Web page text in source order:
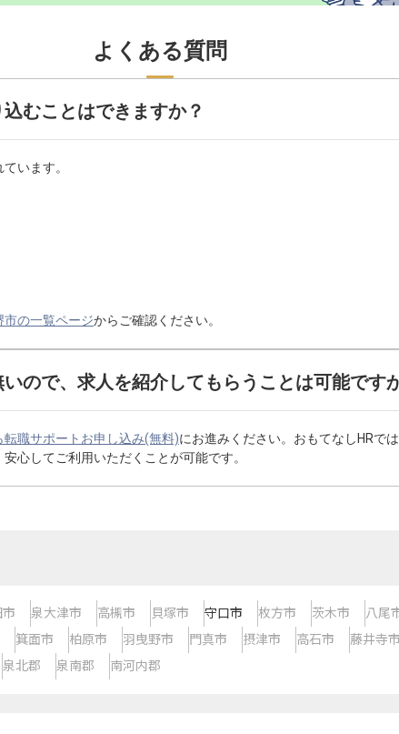
よくある質問
むことはできますか？
います。
市の一覧ページからご確認ください。
ので、求人を紹介してもらうことは可能です
転職サポートお申し込み(無料)にお進みください。おもてなしHRで
心してご利用いただくことが可能です。
市 泉大津市 高槻市 貝塚市 守口市 枚方市 茨木市 八尾
箕面市 柏原市 羽曳野市 門真市 摂津市 高石市 藤井寺市
泉北郡 泉南郡 南河内郡